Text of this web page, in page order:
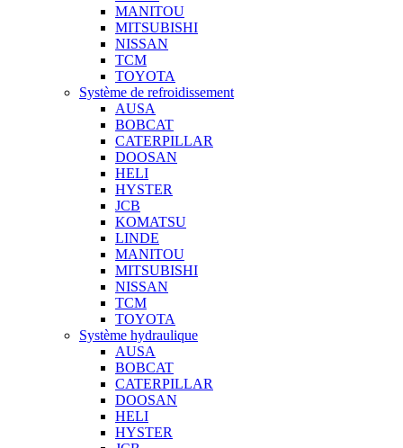
MANITOU
MITSUBISHI
NISSAN
TCM
TOYOTA
Système de refroidissement
AUSA
BOBCAT
CATERPILLAR
DOOSAN
HELI
HYSTER
JCB
KOMATSU
LINDE
MANITOU
MITSUBISHI
NISSAN
TCM
TOYOTA
Système hydraulique
AUSA
BOBCAT
CATERPILLAR
DOOSAN
HELI
HYSTER